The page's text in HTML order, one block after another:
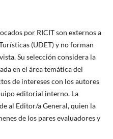
por RICIT son externos a
(UDET) y no forman
Su selección considera la
en el área temática del
de intereses con los autores
editorial interno. La
al Editor/a General, quien la
de los pares evaluadores y